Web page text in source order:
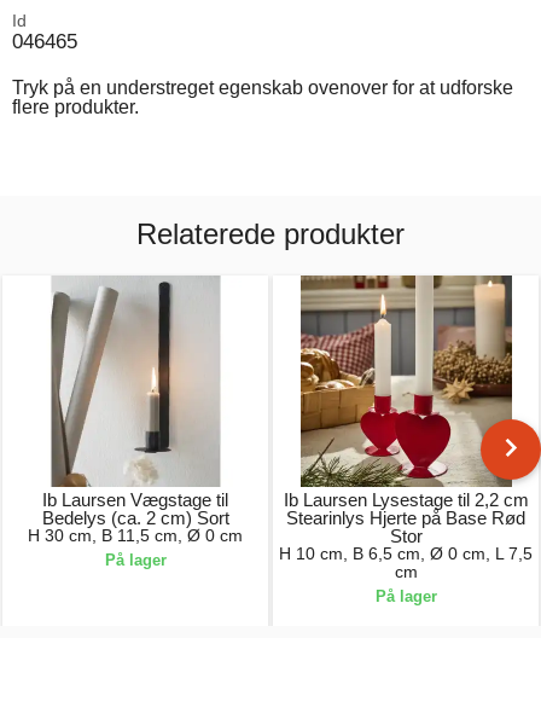
Id
046465
Tryk på en understreget egenskab ovenover for at udforske
flere produkter.
Relaterede produkter
Ib Laursen Vægstage til
Bedelys (ca. 2 cm) Sort
H 30 cm, B 11,5 cm, Ø 0 cm
På lager
Ib Laursen Lysestage til 2,2 cm
Stearinlys Hjerte på Base Rød
Stor
H 10 cm, B 6,5 cm, Ø 0 cm, L 7,5
cm
På lager